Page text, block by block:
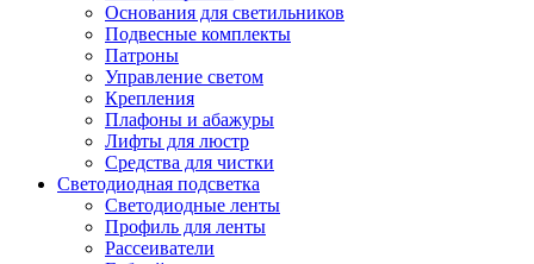
Основания для светильников
Подвесные комплекты
Патроны
Управление светом
Крепления
Плафоны и абажуры
Лифты для люстр
Средства для чистки
Светодиодная подсветка
Светодиодные ленты
Профиль для ленты
Рассеиватели